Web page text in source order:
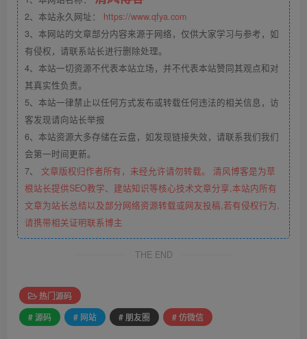
2、本站永久网址： https://www.qfya.com
3、本网站的文章部分内容来源于网络，仅供大家学习与参考，如
有侵权，请联系站长进行删除处理。
4、本站一切资源不代表本站立场，并不代表本站赞同其观点和对
其真实性负责。
5、本站一律禁止以任何方式发布或转载任何违法的相关信息，访
客发现请向站长举报
6、本站资源大多存储在云盘，如发现链接失效，请联系我们我们
会第一时间更新。
7、 文章版权归作者所有，未经允许请勿转载。 清风博客是为草
根站长提供SEO教学、建站知识等核心技术文章分享,本站内所有
文章为站长总结以及部分网络资源转载或网友投稿,若有侵权行为,
请携带相关证明联系博主
THE END
热门源码
# 源码
# 网站 # 朋友圈 # 仿微信